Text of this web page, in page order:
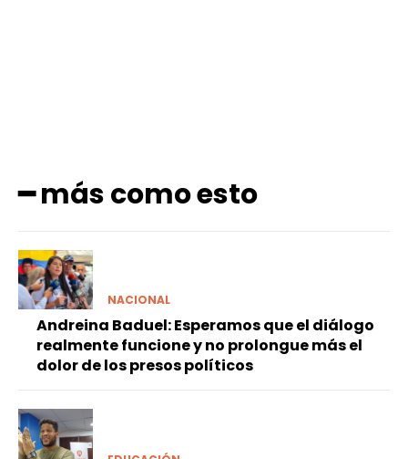
━ más como esto
NACIONAL
Andreina Baduel: Esperamos que el diálogo
realmente funcione y no prolongue más el
dolor de los presos políticos